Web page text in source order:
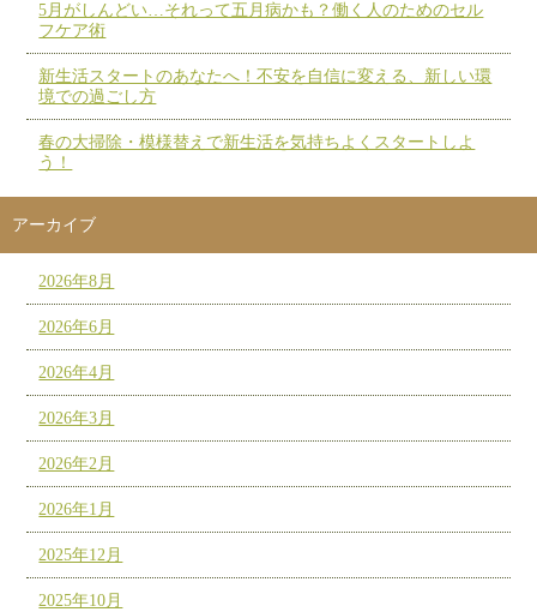
5月がしんどい…それって五月病かも？働く人のためのセル
フケア術
新生活スタートのあなたへ！不安を自信に変える、新しい環
境での過ごし方
春の大掃除・模様替えで新生活を気持ちよくスタートしよ
う！
アーカイブ
2026年8月
2026年6月
2026年4月
2026年3月
2026年2月
2026年1月
2025年12月
2025年10月